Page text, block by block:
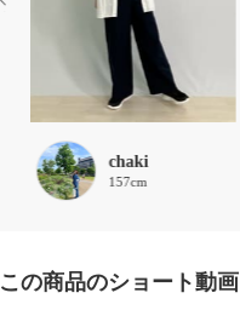
chaki
157cm
この商品のショート動画